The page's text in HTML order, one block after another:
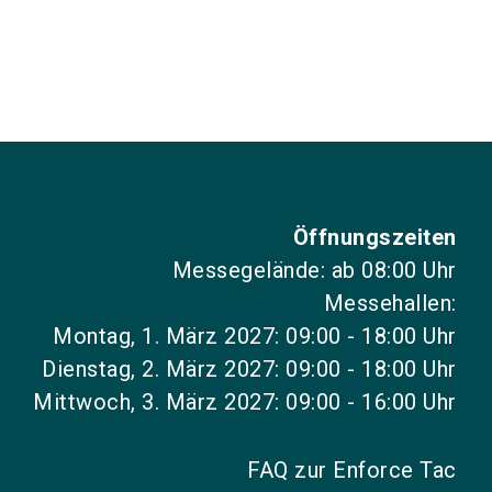
Öffnungszeiten
Messegelände: ab 08:00 Uhr
Messehallen:
Montag, 1. März 2027: 09:00 - 18:00 Uhr
Dienstag, 2. März 2027: 09:00 - 18:00 Uhr
Mittwoch, 3. März 2027: 09:00 - 16:00 Uhr
FAQ zur Enforce Tac